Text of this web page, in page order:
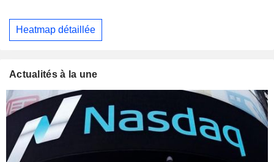
Heatmap détaillée
Actualités à la une